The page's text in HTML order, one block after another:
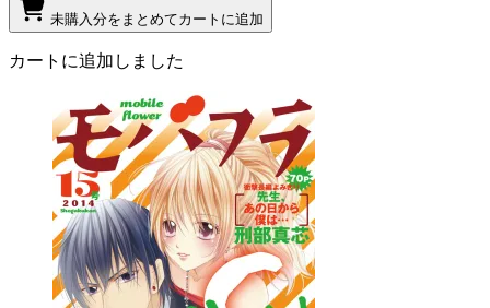
未購入分をまとめてカートに追加
カートに追加しました